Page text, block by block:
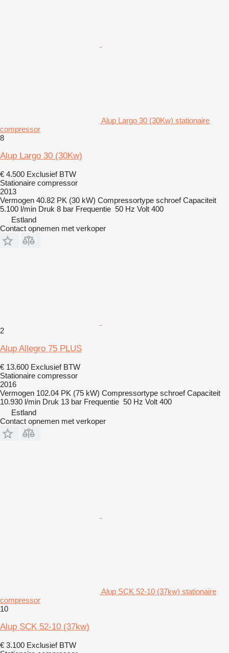
Alup Largo 30 (30Kw) stationaire
compressor
8
Alup Largo 30 (30Kw)
€ 4.500 Exclusief BTW
Stationaire compressor
2013
Vermogen 40.82 PK (30 kW) Compressortype schroef Capaciteit
5.100 l/min Druk 8 bar Frequentie 50 Hz Volt 400
Estland
Contact opnemen met verkoper
2
Alup Allegro 75 PLUS
€ 13.600 Exclusief BTW
Stationaire compressor
2016
Vermogen 102.04 PK (75 kW) Compressortype schroef Capaciteit
10.930 l/min Druk 13 bar Frequentie 50 Hz Volt 400
Estland
Contact opnemen met verkoper
Alup SCK 52-10 (37kw) stationaire
compressor
10
Alup SCK 52-10 (37kw)
€ 3.100 Exclusief BTW